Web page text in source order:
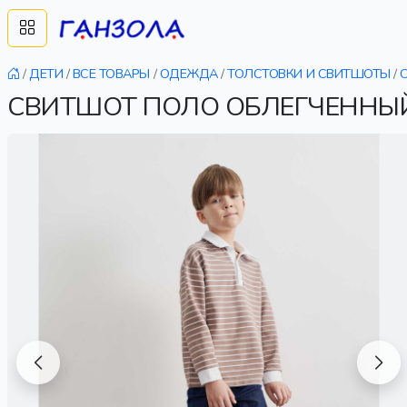
/ДЕТИ /ВСЕ ТОВАРЫ /ОДЕЖДА/ТОЛСТОВКИ И СВИТШОТЫ /
СВИТШОТ ПОЛО